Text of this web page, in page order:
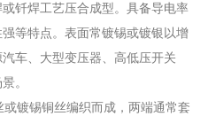
钎焊工艺压合成型。具备导电率
等特点。表面常镀锡或镀银以增
车、大型变压器、高低压开关
。‌‌
镀锡铜丝编织而成，两端通常套